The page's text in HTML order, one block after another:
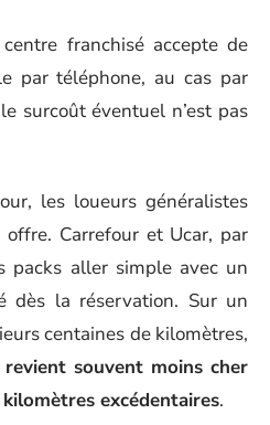
franchisé accepte de
par téléphone, au cas par
surcoût éventuel n’est pas
les loueurs généralistes
Carrefour et Ucar, par
packs aller simple avec un
dès la réservation. Sur un
centaines de kilomètres,
souvent moins cher
excédentaires.